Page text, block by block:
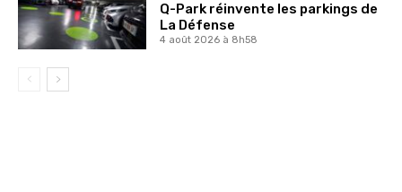
Q-Park réinvente les parkings de
La Défense
4 août 2026 à 8h58